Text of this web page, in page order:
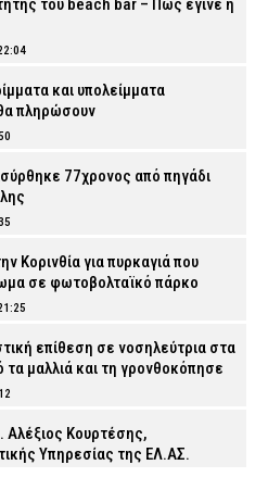
του beach bar – Πώς έγινε η
και υπολείμματα
πληρώσουν
77χρονος από πηγάδι
Κορινθία για πυρκαγιά που
σε φωτοβολταϊκό πάρκο
επίθεση σε νοσηλεύτρια στα
μαλλιά και τη γρονθοκόπησε
Αλέξιος Κουρτέσης,
Υπηρεσίας της ΕΛ.ΑΣ.